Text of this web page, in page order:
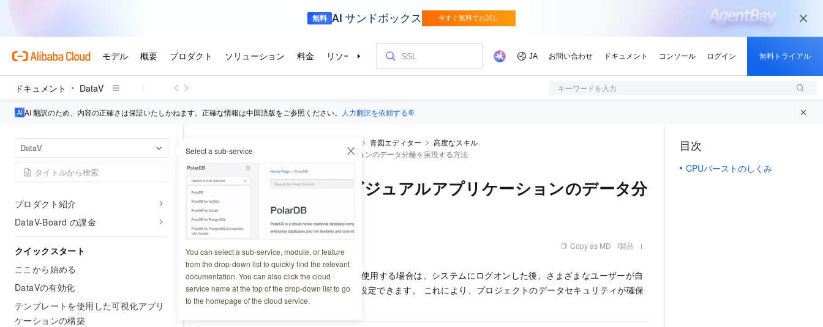
ドキュメント DataV キーワードを入力
AI 翻訳のため、内容の正確さは保証いたしかねます。正確な情報は中国語版をご参照ください。 人力翻訳を依頼する
DataV Select a sub-service
You can select a sub-service, module, or feature
from the drop-down list to quickly find the relevant
documentation. You can also click the cloud
service name at the top of the drop-down list to go
to the homepage of the cloud service.
プロダクト紹介
DataV-Board の課金
クイックスタート
ここから始める
DataVの有効化
テンプレートを使用した可視化アプリ
ケーションの構築
青図エディター
高度なスキル
クッキーを使用してビジュアルアプリケーションのデータ分離を実現する方法
クッキーを使用してビジュアルアプリケーションのデータ分
離を実現する方法
Copy as MD 製品
DataVプロジェクトでAPIデータソースを使用する場合は、システムにログオンした後、さまざまなユーザーが自
分のデータを表示できるようにCookieを設定できます。 これにより、プロジェクトのデータセキュリティが確保
されます。
目次
CPUバーストのしくみ